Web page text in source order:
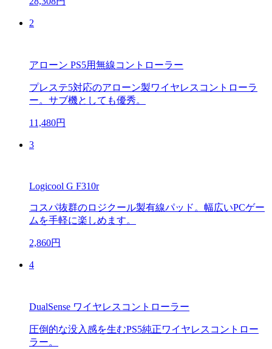
2
アローン PS5用無線コントローラー
プレステ5対応のアローン製ワイヤレスコントローラ
ー。サブ機としても優秀。
11,480円
3
Logicool G F310r
コスパ抜群のロジクール製有線パッド。幅広いPCゲー
ムを手軽に楽しめます。
2,860円
4
DualSense ワイヤレスコントローラー
圧倒的な没入感を生むPS5純正ワイヤレスコントロー
ラー。